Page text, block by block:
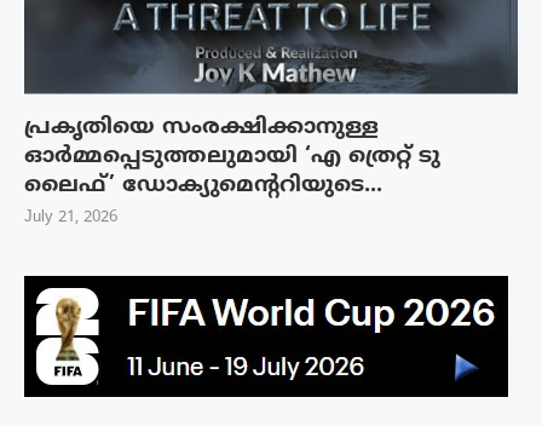
പ്രകൃതിയെ സംരക്ഷിക്കാനുള്ള
ഓർമ്മപ്പെടുത്തലുമായി ‘എ ത്രെറ്റ് ടു
ലൈഫ്’ ഡോക്യുമെന്ററിയുടെ...
July 21, 2026